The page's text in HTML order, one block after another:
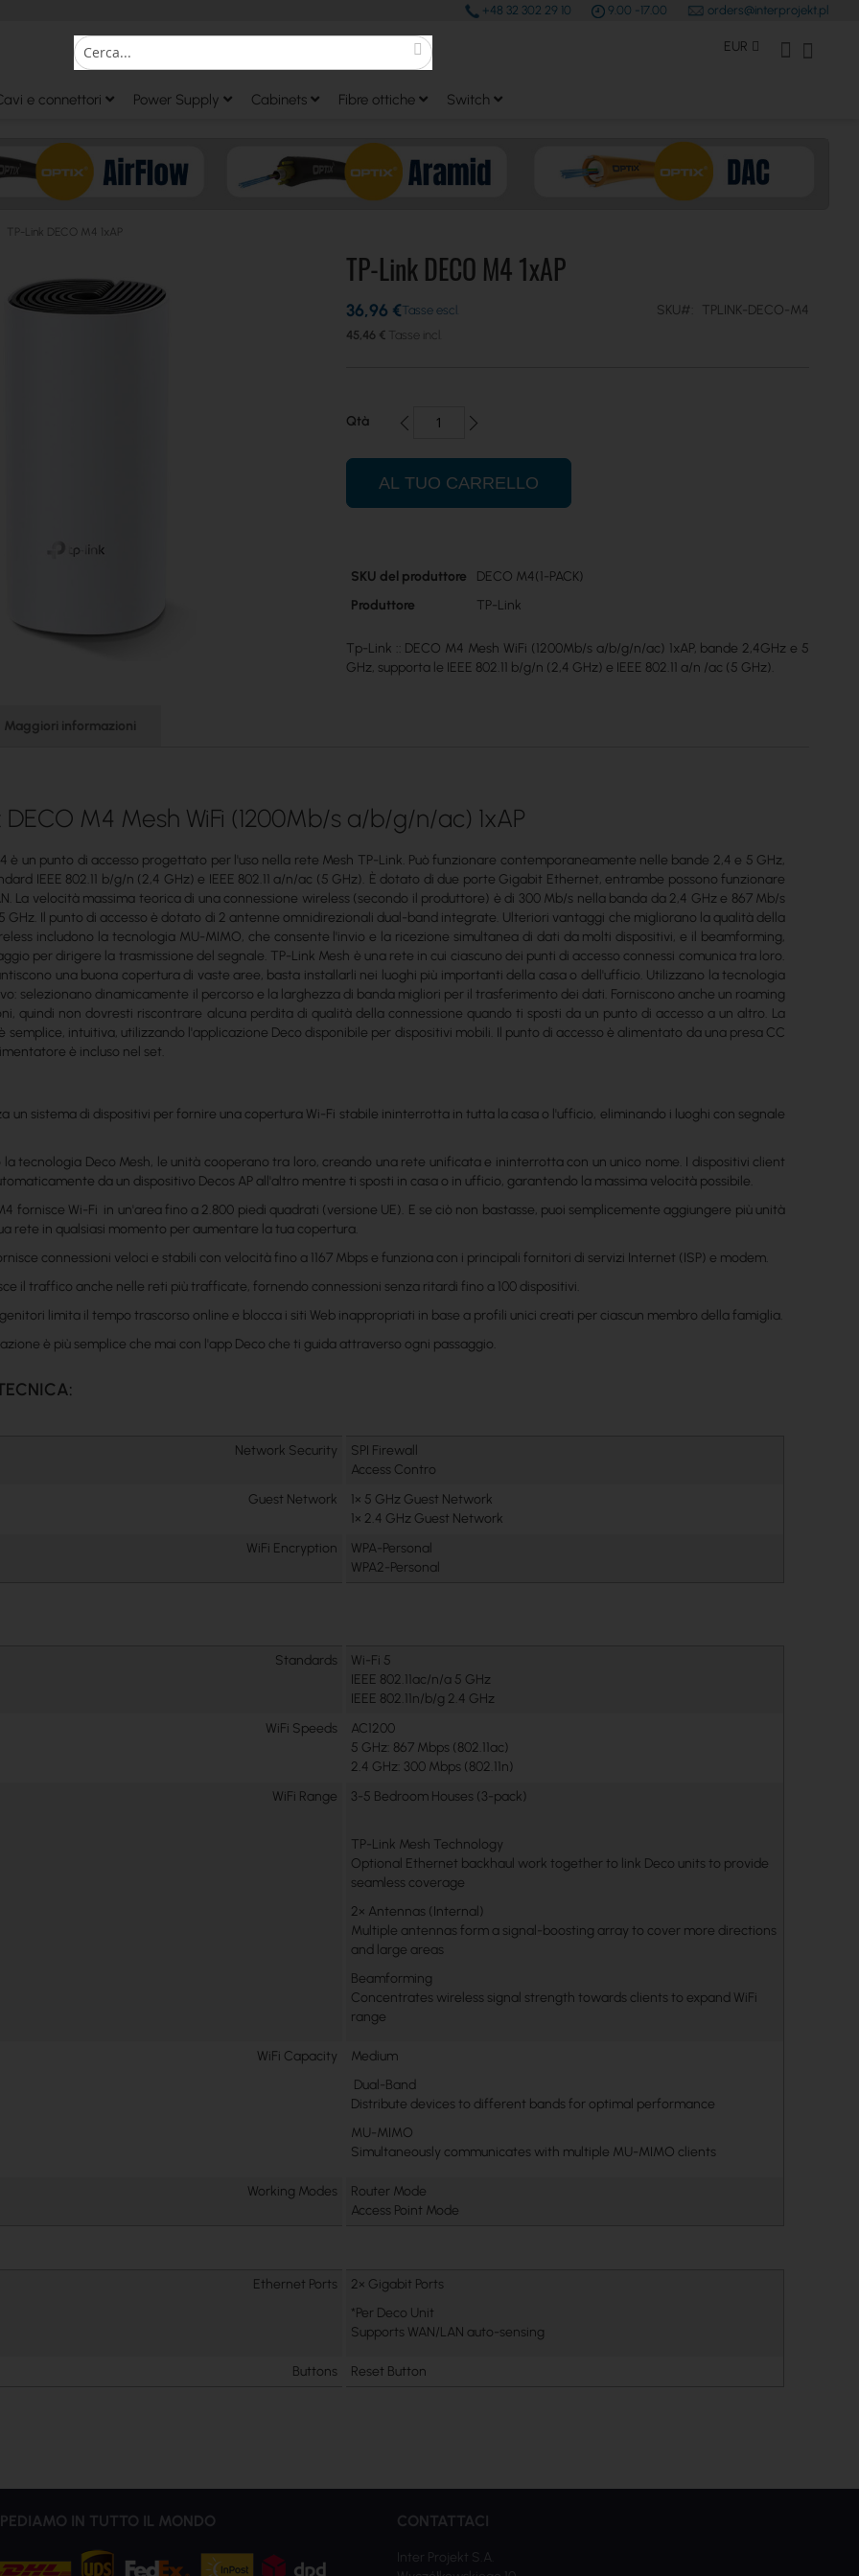
+48 32 302 29 10 9.00 -17.00 orders@interprojekt.pl
Search
Search Valuta
EUR Il mio Account
e connettori Power Supply Cabinets Fibre ottiche Switch
TP-Link DECO M4 1xAP
TP-Link DECO M4 1xAP
45,46 €
36,96 € SKU TPLINK-DECO-M4
Qtà
AL TUO CARRELLO
Maggiori
SKU del produttore
DECO M4(1-PACK)
Produttore
TP-Link
Tp-Link :: DECO M4 Mesh WiFi (1200Mb/s a/b/g/n/ac) 1xAP, bande 2,4GHz e 5
GHz, supporta le IEEE 802.11 b/g/n (2,4 GHz) e IEEE 802.11 a/n /ac (5 GHz).
Maggiori informazioni
DECO M4 Mesh WiFi (1200Mb/s a/b/g/n/ac) 1xAP
è un punto di accesso progettato per l'uso nella rete Mesh TP-Link. Può funzionare contemporaneamente nelle bande 2,4 e 5 GHz,
IEEE 802.11 b/g/n (2,4 GHz) e IEEE 802.11 a/n/ac (5 GHz). È dotato di due porte Gigabit Ethernet, entrambe possono funzionare
La velocità massima teorica di una connessione wireless (secondo il produttore) è di 300 Mb/s nella banda da 2,4 GHz e 867 Mb/s
5 GHz. Il punto di accesso è dotato di 2 antenne omnidirezionali dual-band integrate. Ulteriori vantaggi che migliorano la qualità della
includono la tecnologia MU-MIMO, che consente l'invio e la ricezione simultanea di dati da molti dispositivi, e il beamforming,
per dirigere la trasmissione del segnale. TP-Link Mesh è una rete in cui ciascuno dei punti di accesso connessi comunica tra loro.
una buona copertura di vaste aree, basta installarli nei luoghi più importanti della casa o dell'ufficio. Utilizzano la tecnologia
selezionano dinamicamente il percorso e la larghezza di banda migliori per il trasferimento dei dati. Forniscono anche un roaming
quindi non dovresti riscontrare alcuna perdita di qualità della connessione quando ti sposti da un punto di accesso a un altro. La
semplice, intuitiva, utilizzando l'applicazione Deco disponibile per dispositivi mobili. Il punto di accesso è alimentato da una presa CC
è incluso nel set.
un sistema di dispositivi per fornire una copertura Wi-Fi stabile ininterrotta in tutta la casa o l'ufficio, eliminando i luoghi con segnale
la tecnologia Deco Mesh, le unità cooperano tra loro, creando una rete unificata e ininterrotta con un unico nome. I dispositivi client
da un dispositivo Decos AP all'altro mentre ti sposti in casa o in ufficio, garantendo la massima velocità possibile.
M4 fornisce Wi-Fi in un'area fino a 2.800 piedi quadrati (versione UE). E se ciò non bastasse, puoi semplicemente aggiungere più unità
rete in qualsiasi momento per aumentare la tua copertura.
connessioni veloci e stabili con velocità fino a 1167 Mbps e funziona con i principali fornitori di servizi Internet (ISP) e modem.
il traffico anche nelle reti più trafficate, fornendo connessioni senza ritardi fino a 100 dispositivi.
genitori limita il tempo trascorso online e blocca i siti Web inappropriati in base a profili unici creati per ciascun membro della famiglia.
è più semplice che mai con l'app Deco che ti guida attraverso ogni passaggio.
Network Security
SPI Firewall
Access Contro
Guest Network
1× 5 GHz Guest Network
1× 2.4 GHz Guest Network
WiFi Encryption
WPA-Personal
WPA2-Personal
Standards
Wi-Fi 5
IEEE 802.11ac/n/a 5 GHz
IEEE 802.11n/b/g 2.4 GHz
WiFi Speeds
AC1200
5 GHz: 867 Mbps (802.11ac)
2.4 GHz: 300 Mbps (802.11n)
WiFi Range
3-5 Bedroom Houses (3-pack)
TP-Link Mesh Technology
Optional Ethernet backhaul work together to link Deco units to provide
seamless coverage
2× Antennas (Internal)
Multiple antennas form a signal-boosting array to cover more directions
and large areas
Beamforming
Concentrates wireless signal strength towards clients to expand WiFi
range
WiFi Capacity
Medium
Dual-Band
Distribute devices to different bands for optimal performance
MU-MIMO
Simultaneously communicates with multiple MU-MIMO clients
Working Modes
Router Mode
Access Point Mode
Ethernet Ports
2× Gigabit Ports
*Per Deco Unit
Supports WAN/LAN auto-sensing
Buttons Reset Button
IN TUTTO IL MONDO CONTATTACI
Inter Projekt S.A.